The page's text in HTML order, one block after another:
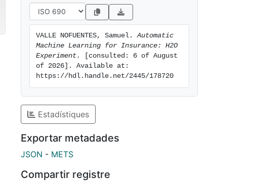
VALLE NOFUENTES, Samuel. Automatic
Machine Learning for Insurance: H2O
Experiment.
[consulted: 6 of August
of 2026]. Available at:
https://hdl.handle.net/2445/178720
Estadístiques
Exportar metadades
JSON - METS
Compartir registre